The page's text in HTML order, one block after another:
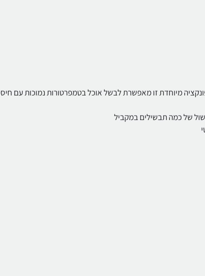
מיוחדת זו מאפשרת לבשל אוכל בטמפרטורות נמוכות עם
של כמה תבשילים במקביל